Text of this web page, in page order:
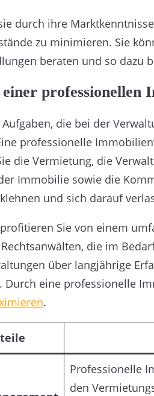
durch ihre
zu minimieren. Sie
beraten und so dazu
professionellen
die bei der
professionelle
die Vermietung, die
Immobilie sowie die
und sich darauf
Sie von einem
die im
über langjährige
eine professionelle
.
Professionelle
den